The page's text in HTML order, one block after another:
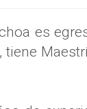
es
tiene